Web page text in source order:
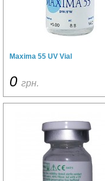
Maxima 55 UV Vial
0 грн.